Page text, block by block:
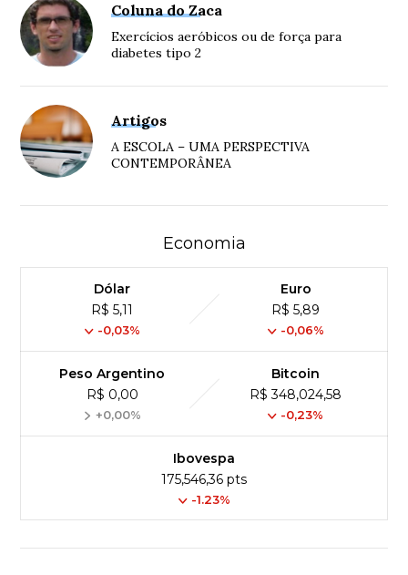
Coluna do Zaca
Exercícios aeróbicos ou de força para
diabetes tipo 2
Artigos
A ESCOLA – UMA PERSPECTIVA
CONTEMPORÂNEA
Economia
Dólar
R$ 5,11
-0,03%
Euro
R$ 5,89
-0,06%
Peso Argentino
R$ 0,00
+0,00%
Bitcoin
R$ 348,024,58
-0,23%
Ibovespa
175,546,36 pts
-1.23%